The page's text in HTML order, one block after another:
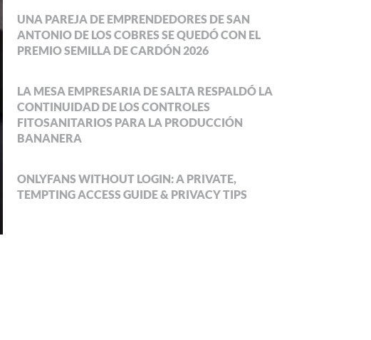
UNA PAREJA DE EMPRENDEDORES DE SAN
ANTONIO DE LOS COBRES SE QUEDÓ CON EL
PREMIO SEMILLA DE CARDÓN 2026
LA MESA EMPRESARIA DE SALTA RESPALDÓ LA
CONTINUIDAD DE LOS CONTROLES
FITOSANITARIOS PARA LA PRODUCCIÓN
BANANERA
ONLYFANS WITHOUT LOGIN: A PRIVATE,
TEMPTING ACCESS GUIDE & PRIVACY TIPS